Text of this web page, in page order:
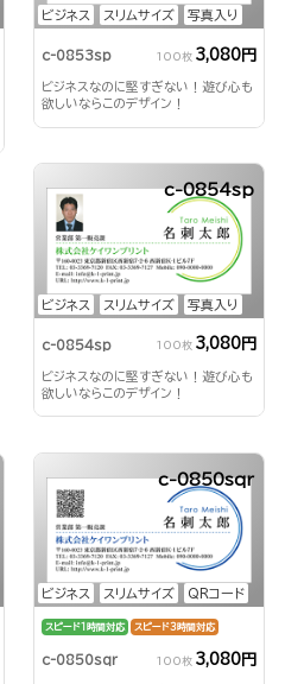
ビジネス スリムサイズ 写真入り
c-0853sp 100枚 3,080円
ビジネスなのに堅すぎない！遊び心も
欲しいならこのデザイン！
ビジネス スリムサイズ 写真入り
c-0854sp
c-0854sp 100枚 3,080円
ビジネスなのに堅すぎない！遊び心も
欲しいならこのデザイン！
ビジネス スリムサイズ QRコード
c-0850sqr
スピード1時間対応 スピード3時間対応
c-0850sqr 100枚 3,080円